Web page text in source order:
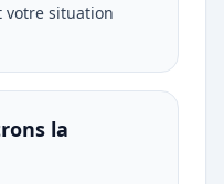
votre situation
la